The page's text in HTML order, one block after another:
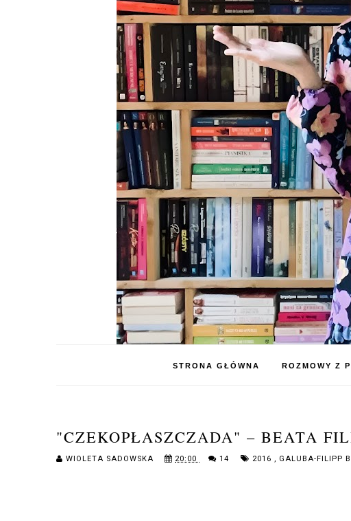
STRONA GŁÓWNA ROZMOWY Z
"CZEKOPŁASZCZADA" – BEATA
WIOLETA SADOWSKA 20:00 14 2016 , GALUBA-FILIPP